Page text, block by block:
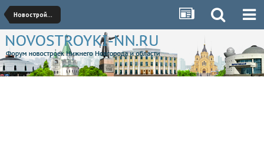
Новостройки Советского района